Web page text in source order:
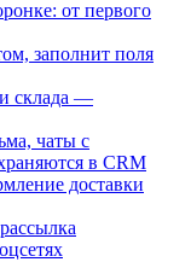
от первого
заполнит поля
склада —
чаты с
в CRM
доставки